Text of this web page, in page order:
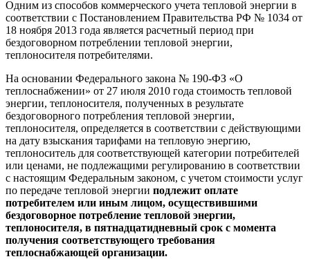
Одним из способов коммерческого учета тепловой энергии в
соответствии с Постановлением Правительства РФ № 1034 от
18 ноября 2013 года является расчетный период при
бездоговорном потреблении тепловой энергии,
теплоносителя потребителями.
На основании Федерального закона № 190-ФЗ «О
теплоснабжении» от 27 июля 2010 года стоимость тепловой
энергии, теплоносителя, полученных в результате
бездоговорного потребления тепловой энергии,
теплоносителя, определяется в соответствии с действующими
на дату взыскания тарифами на тепловую энергию,
теплоноситель для соответствующей категории потребителей
или ценами, не подлежащими регулированию в соответствии
с настоящим Федеральным законом, с учетом стоимости услуг
по передаче тепловой энергии подлежит оплате
потребителем или иным лицом, осуществившими
бездоговорное потребление тепловой энергии,
теплоносителя, в пятнадцатидневный срок с момента
получения соответствующего требования
теплоснабжающей организации.